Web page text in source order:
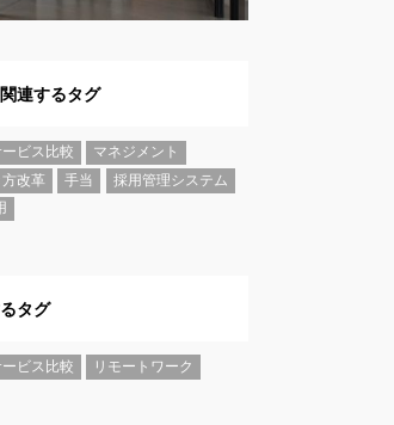
連するタグ
ービス比較
マネジメント
方改革 手当
採用管理システム
タグ
ービス比較
リモートワーク